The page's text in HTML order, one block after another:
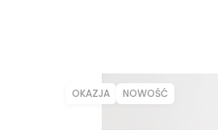
OKAZJA NOWOŚĆ